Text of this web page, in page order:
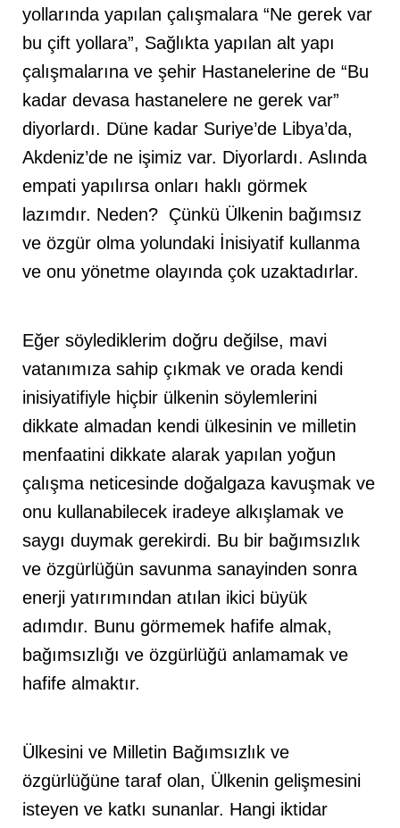
yollarında yapılan çalışmalara “Ne gerek var
bu çift yollara”, Sağlıkta yapılan alt yapı
çalışmalarına ve şehir Hastanelerine de “Bu
kadar devasa hastanelere ne gerek var”
diyorlardı. Düne kadar Suriye’de Libya’da,
Akdeniz’de ne işimiz var. Diyorlardı. Aslında
empati yapılırsa onları haklı görmek
lazımdır. Neden? Çünkü Ülkenin bağımsız
ve özgür olma yolundaki İnisiyatif kullanma
ve onu yönetme olayında çok uzaktadırlar.
Eğer söylediklerim doğru değilse, mavi
vatanımıza sahip çıkmak ve orada kendi
inisiyatifiyle hiçbir ülkenin söylemlerini
dikkate almadan kendi ülkesinin ve milletin
menfaatini dikkate alarak yapılan yoğun
çalışma neticesinde doğalgaza kavuşmak ve
onu kullanabilecek iradeye alkışlamak ve
saygı duymak gerekirdi. Bu bir bağımsızlık
ve özgürlüğün savunma sanayinden sonra
enerji yatırımından atılan ikici büyük
adımdır. Bunu görmemek hafife almak,
bağımsızlığı ve özgürlüğü anlamamak ve
hafife almaktır.
Ülkesini ve Milletin Bağımsızlık ve
özgürlüğüne taraf olan, Ülkenin gelişmesini
isteyen ve katkı sunanlar. Hangi iktidar